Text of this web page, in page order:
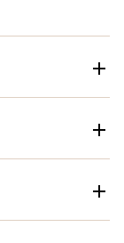


